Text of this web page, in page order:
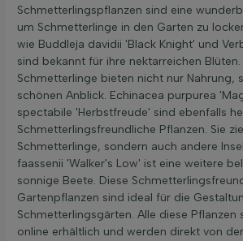
Schmetterlingspflanzen sind eine
um Schmetterlinge in den Garten zu
wie Buddleja davidii 'Black Knight' und
sind bekannt für ihre nektarreichen
Schmetterlinge bieten nicht nur Nahrung,
schönen Anblick. Echinacea purpurea
spectabile 'Herbstfreude' sind ebenfalls
Schmetterlingsfreundliche Pflanzen. Sie
Schmetterlinge, sondern auch andere
faassenii 'Walker's Low' ist eine weitere
sonnige Beete. Diese
Gartenpflanzen sind ideal für die
Schmetterlingsgärten. Alle diese Pflanzen
online erhältlich und werden direkt von